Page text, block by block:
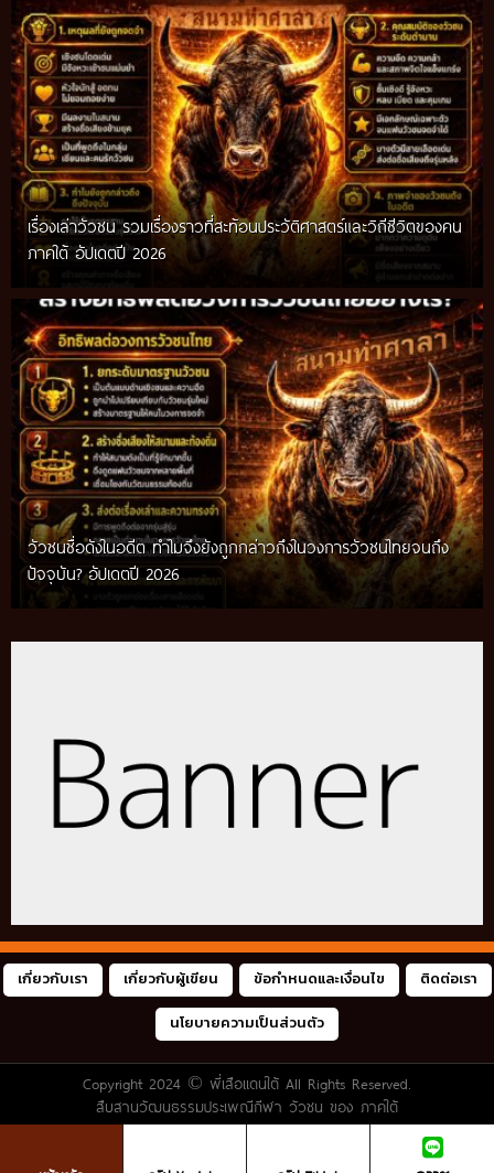
เรื่องเล่าวัวชน รวมเรื่องราวที่สะท้อนประวัติศาสตร์และวิถีชีวิตของคน
ภาคใต้ อัปเดตปี 2026
วัวชนชื่อดังในอดีต ทำไมจึงยังถูกกล่าวถึงในวงการวัวชนไทยจนถึง
ปัจจุบัน? อัปเดตปี 2026
กติกาวัวชนสมัยก่อน วิถีการแข่งขันดั้งเดิมที่สืบทอดผ่านภูมิปัญญา
ท้องถิ่น อัปเดตปี 2026
เกี่ยวกับเรา เกี่ยวกับผู้เขียน ข้อกำหนดและเงื่อนไข ติดต่อเรา
นโยบายความเป็นส่วนตัว
Copyright 2024 © พี่เสือแดนใต้ All Rights Reserved.
สืบสานวัฒนธรรมประเพณีกีฬา วัวชน ของ ภาคใต้